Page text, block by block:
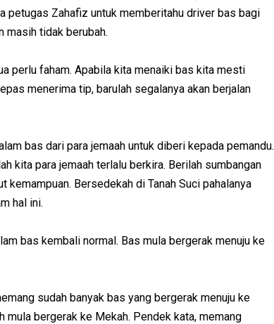
petugas Zahafiz untuk memberitahu driver bas bagi
masih tidak berubah.
perlu faham. Apabila kita menaiki bas kita mesti
menerima tip, barulah segalanya akan berjalan
bas dari para jemaah untuk diberi kepada pemandu.
kita para jemaah terlalu berkira. Berilah sumbangan
Bersedekah di Tanah Suci pahalanya
hal ini.
bas kembali normal. Bas mula bergerak menuju ke
sudah banyak bas yang bergerak menuju ke
mula bergerak ke Mekah. Pendek kata, memang